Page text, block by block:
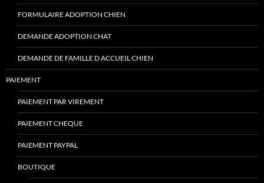
FORMULAIRE ADOPTION CHIEN
DEMANDE ADOPTION CHAT
DEMANDE DE FAMILLE D ACCUEIL CHIEN
PAIEMENT
PAIEMENT PAR VIREMENT
PAIEMENT CHEQUE
PAIEMENT PAYPAL
BOUTIQUE